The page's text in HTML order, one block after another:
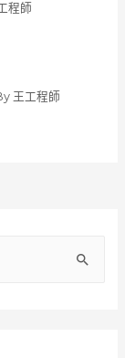
程師
王工程師